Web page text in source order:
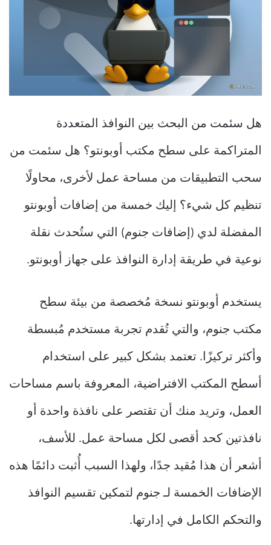
هل سئمت من البحث بين النوافذ المتعددة
المتراكمة على سطح مكتب أوبونتو؟ هل سئمت من
سحب التطبيقات من مساحة عمل لأخرى، محاولًا
تنظيم كل شيء؟ إليك خمسة من إضافات أوبونتو
المفضلة لدي (إضافات جنوم) التي ستُحدث نقلة
نوعية في طريقة إدارة النوافذ على جهاز أوبونتو.
يستخدم أوبونتو نسخة مُخصصة من بيئة سطح
مكتب جنوم، والتي تُقدم تجربة مستخدم مُبسطة
وأكثر تركيزًا. تعتمد بشكل كبير على استخدام
أسطح المكتب الافتراضية، المعروفة باسم مساحات
العمل، وتريد منك أن تقتصر على نافذة واحدة أو
نافذتين كحد أقصى لكل مساحة عمل. للأسف،
أشعر أن هذا مُقيد جدًا، ولهذا السبب أُثبت دائمًا هذه
الإضافات الخمسة لـ جنوم لتمكين تقسيم النوافذ
والتحكم الكامل في إدارتها.